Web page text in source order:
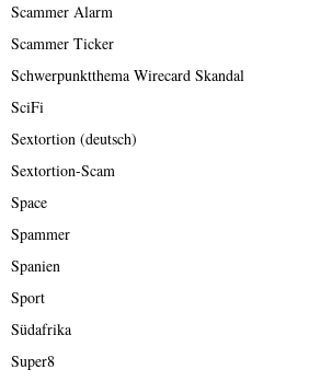
Scammer Alarm
Scammer Ticker
Schwerpunktthema Wirecard Skandal
SciFi
Sextortion (deutsch)
Sextortion-Scam
Space
Spammer
Spanien
Sport
Südafrika
Super8